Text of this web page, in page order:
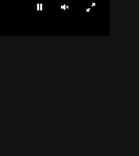
PararLigar somEcrã inteiro